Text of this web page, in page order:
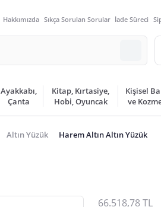
Hakkımızda Sıkça Sorulan Sorular İade Süreci
Ayakkabı,
Çanta
Kitap, Kırtasiye,
Hobi, Oyuncak
Kişisel
ve
Altın Yüzük Harem Altın Altın Yüzük
66.518,78 TL